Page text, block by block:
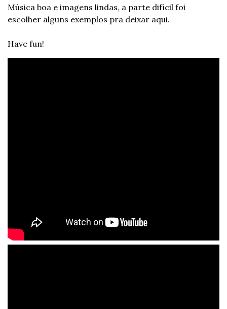
Música boa e imagens lindas, a parte difícil foi
escolher alguns exemplos pra deixar aqui.
Have fun!